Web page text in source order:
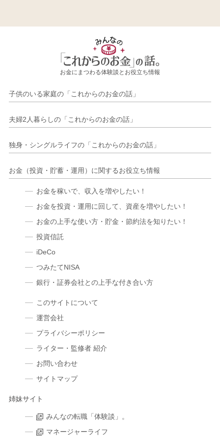
お金にまつわる体験談とお役立ち情報
子供のいる家庭の「これからのお金の話」
夫婦2人暮らしの「これからのお金の話」
独身・シングルライフの「これからのお金の話」
お金（投資・貯蓄・運用）に関するお役立ち情報
お金を稼いで、収入を増やしたい！
お金を投資・運用に回して、資産を増やしたい！
お金の上手な使い方・貯金・節約法を知りたい！
投資信託
iDeCo
つみたてNISA
銀行・証券会社との上手な付き合い方
このサイトについて
運営会社
プライバシーポリシー
ライター・監修者 紹介
お問い合わせ
サイトマップ
姉妹サイト
みんなの転職「体験談」。
マネージャーライフ